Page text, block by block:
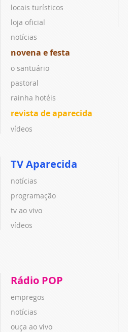
locais turísticos
loja oficial
notícias
novena e festa
o santuário
pastoral
rainha hotéis
revista de aparecida
vídeos
TV Aparecida
notícias
programação
tv ao vivo
vídeos
Rádio POP
empregos
notícias
ouça ao vivo